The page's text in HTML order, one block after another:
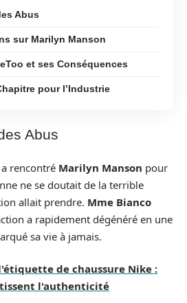
Abus
sur Marilyn Manson
et ses Conséquences
pour l’Industrie
Abus
a rencontré Marilyn Manson pour
ne se doutait de la terrible
allait prendre. Mme Bianco
a rapidement dégénéré en une
sa vie à jamais.
de chaussure Nike :
l'authenticité